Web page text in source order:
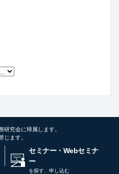
研究会に帰属します。
じます。
セミナー・Webセミナ
ー
を探す、申し込む